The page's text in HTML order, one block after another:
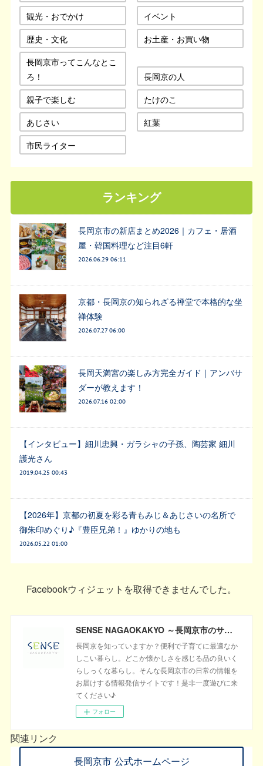
観光・おでかけ
イベント
歴史・文化
お土産・お買い物
長岡京市ってこんなとこ
ろ！
長岡京の人
親子で楽しむ
たけのこ
あじさい
紅葉
市民ライター
ランキング
長岡京市の新店まとめ2026｜カフェ・居酒
屋・韓国料理など注目6軒
2026.06.29 06:11
京都・長岡京の知られざる禅堂で本格的な坐
禅体験
2026.07.27 06:00
長岡天満宮の楽しみ方完全ガイド｜アンバサ
ダーが教えます！
2026.07.16 02:00
【インタビュー】細川忠興・ガラシャの子孫、陶芸家 細川
護光さん
2019.04.25 00:43
【2026年】京都の初夏を彩る青もみじ＆あじさいの名所で
御朱印めぐり♪『豊臣兄弟！』ゆかりの地も
2026.05.22 01:00
Facebookウィジェットを取得できませんでした。
SENSE NAGAOKAKYO ～長岡京市のサブサイト～
長岡京を知っていますか？便利で子育てに最適なか
しこい暮らし。どこか懐かしさを感じる品の良いく
らしっくな暮らし。そんな長岡京市の日常の情報を
お届けする情報発信サイトです！是非一度遊びに来
てください♪
フォロー
関連リンク
長岡京市 公式ホームページ